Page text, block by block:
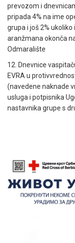
prevozom i
pripada 4% na ime
grupa i još 2%
aranžmana okonča
Odmaralište
12. Dnevnice
EVRA u
(navedene naknade
usluga i potpisnika
nastavnika grupe s